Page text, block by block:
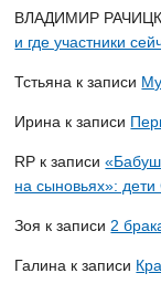
ВЛАДИМИР
и где участники
Тстьяна к записи
Ирина к записи
RP к записи
на сыновьях»:
Зоя к записи2
Галина к записи